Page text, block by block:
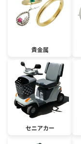
貴金属
セニアカー